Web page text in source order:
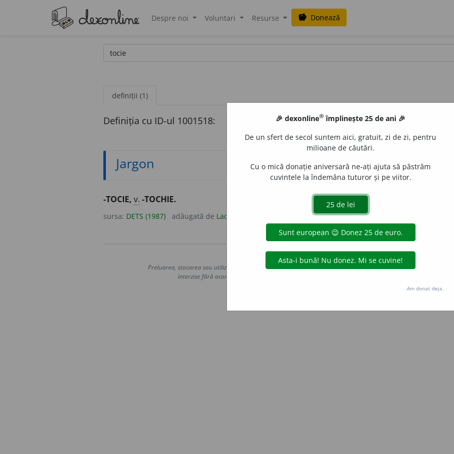
Despre noi Voluntari Resurse savings Donează
definiții (1)
Definiția cu ID-ul 1001518:
Jargon
-TOCIE, v. -TOCHIE.
sursa: DETS (1987) adăugată de Ladislau Strifler
Copyright © 2004-2026 dexonline (https://dexonline.ro)
Preluarea, stocarea sau utilizarea datelor de pe acest site, inclusiv prin orice metode de extragere automată
interzise fără acordul nostru prealabil scris, cu excepția seturilor de date oferite oficial spre utilizare
Hosterion
🎉 dexonline® împlinește 25 de ani 🎉
De un sfert de secol suntem aici, gratuit, zi de zi, pentru
milioane de căutări.
Cu o mică donație aniversară ne-ați ajuta să păstrăm
cuvintele la îndemâna tuturor și pe viitor.
Am donat deja.